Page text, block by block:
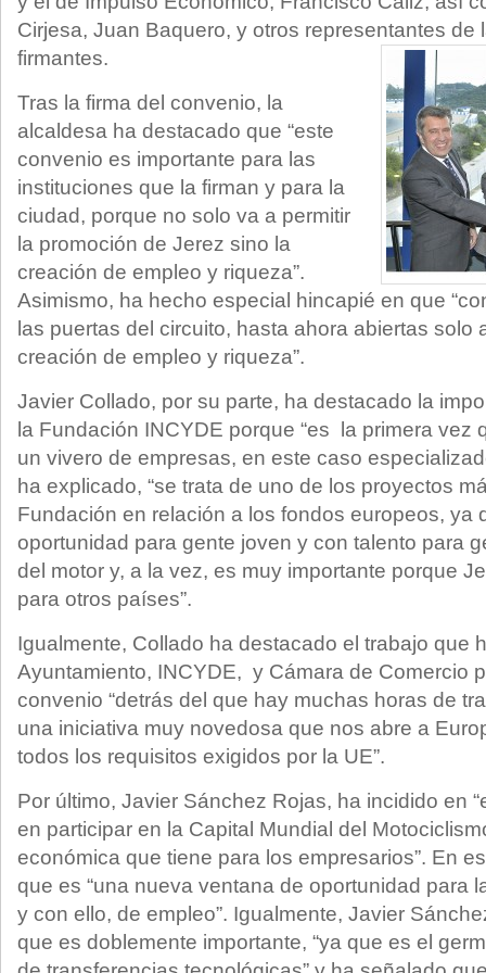
Cirjesa, Juan Baquero, y otros representantes de
firmantes.
Tras la firma del convenio, la
alcaldesa ha destacado que “este
convenio es importante para las
instituciones que la firman y para la
ciudad, porque no solo va a permitir
la promoción de Jerez sino la
creación de empleo y riqueza”.
Asimismo, ha hecho especial hincapié en que
las puertas del circuito, hasta ahora abiertas solo
creación de empleo y riqueza”.
Javier Collado, por su parte, ha destacado la
la Fundación INCYDE porque “es la primera vez
un vivero de empresas, en este caso
ha explicado, “se trata de uno de los proyectos
Fundación en relación a los fondos europeos, ya
oportunidad para gente joven y con talento para
del motor y, a la vez, es muy importante porque
para otros países”.
Igualmente, Collado ha destacado el trabajo que
Ayuntamiento, INCYDE, y Cámara de Comercio
convenio “detrás del que hay muchas horas de
una iniciativa muy novedosa que nos abre a
todos los requisitos exigidos por la UE”.
Por último, Javier Sánchez Rojas, ha incidido en
en participar en la Capital Mundial del
económica que tiene para los empresarios”. En
que es “una nueva ventana de oportunidad para
y con ello, de empleo”. Igualmente, Javier
que es doblemente importante, “ya que es el